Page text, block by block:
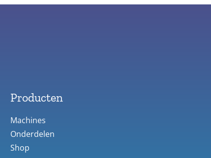
Producten
Machines
Onderdelen
Shop